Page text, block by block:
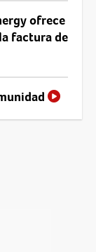
ofrece
factura de